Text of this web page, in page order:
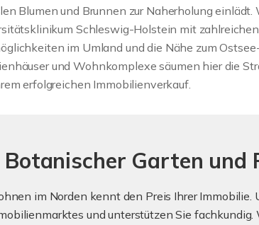
Blumen und Brunnen zur Naherholung
Schleswig-Holstein mit
im Umland und die Nähe zum
und Wohnkomplexe säumen hier die
erfolgreichen Immobilienverkauf.
Garten und
im Norden kennt den Preis Ihrer Immobilie.
und unterstützen Sie